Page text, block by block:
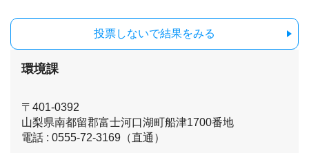
投票しないで結果をみる
環境課
〒401-0392
山梨県南都留郡富士河口湖町船津1700番地
電話 : 0555-72-3169（直通）